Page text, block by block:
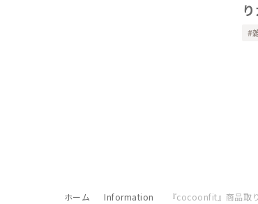
ホーム Information 『cocoonfit』商品取